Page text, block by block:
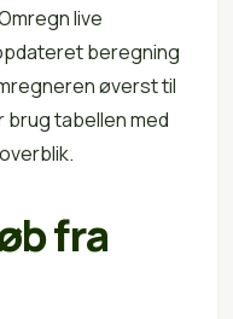
live
beregning
øverst til
tabellen med
fra